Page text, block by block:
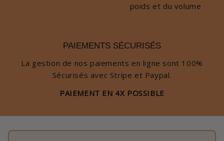
poids et du volume
PAIEMENTS SÉCURISÉS
La gestion de nos paiements en ligne sont 100%
Sécurisés avec Stripe et Paypal.
PAIEMENT EN 4X POSSIBLE